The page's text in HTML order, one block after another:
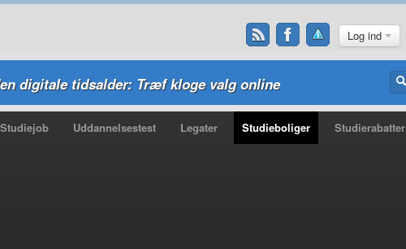
Log ind
digitale tidsalder: Træf kloge valg online
Studiejob Uddannelsestest Legater Studieboliger Studierabatter